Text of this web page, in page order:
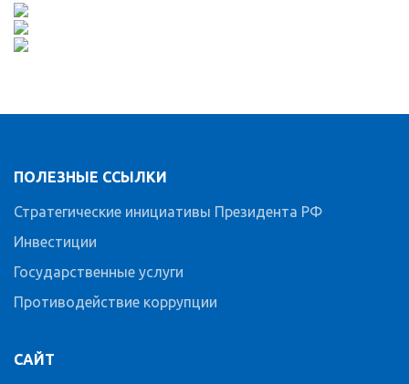
ПОЛЕЗНЫЕ ССЫЛКИ
Стратегические инициативы Президента РФ
Инвестиции
Государственные услуги
Противодействие коррупции
САЙТ